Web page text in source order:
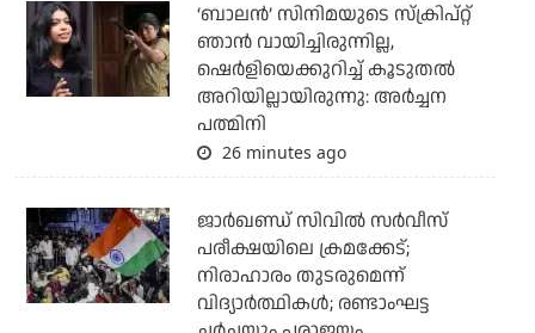
‘ബാലൻ’ സിനിമയുടെ സ്ക്രിപ്റ്റ്
ഞാൻ വായിച്ചിരുന്നില്ല,
ഷെർളിയെക്കുറിച്ച് കൂടുതൽ
അറിയില്ലായിരുന്നു: അർച്ചന
പത്മിനി
26 minutes ago
ജാര്‍ഖണ്ഡ് സിവില്‍ സര്‍വീസ്
പരീക്ഷയിലെ ക്രമക്കേട്;
നിരാഹാരം തുടരുമെന്ന്
വിദ്യാര്‍ത്ഥികള്‍; രണ്ടാംഘട്ട